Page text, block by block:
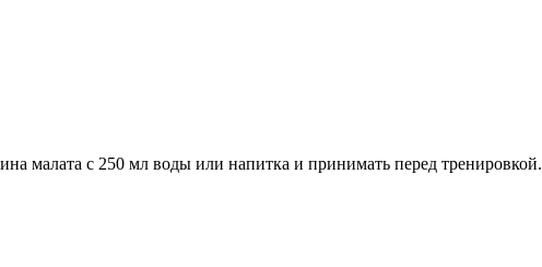
малата с 250 мл воды или напитка и принимать перед тренировкой.